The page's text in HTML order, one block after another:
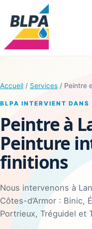
Accueil / Services / Peintre
BLPA INTERVIENT DANS
Peintre à
Peinture
finitions
Nous intervenons à
Côtes-d’Armor : Binic,
Portrieux, Tréguidel et